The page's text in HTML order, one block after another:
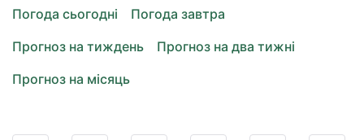
Погода сьогодні
Погода завтра
Прогноз на тиждень
Прогноз на два тижні
Прогноз на місяць